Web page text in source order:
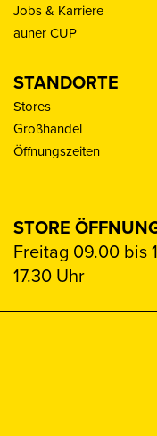
Jobs & Karriere
auner CUP
STANDORTE
Stores
Großhandel
Öffnungszeiten
STORE
Freitag 09.00 bis
17.30 Uhr